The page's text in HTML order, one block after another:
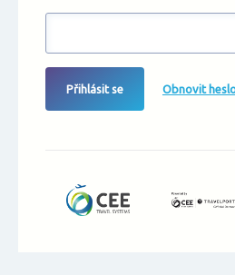
Přihlásit se Obnovit